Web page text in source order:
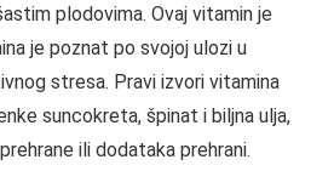
plodovima. Ovaj vitamin je
je poznat po svojoj ulozi u
stresa. Pravi izvori vitamina
suncokreta, špinat i biljna ulja,
ili dodataka prehrani.